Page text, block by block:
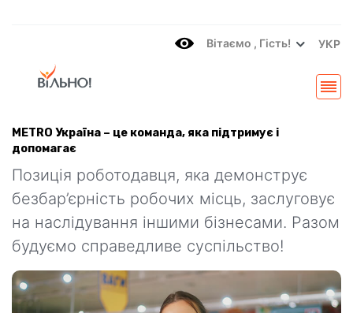
Вітаємo , Гість! УКР
МЕТRO Україна – це команда, яка підтримує і
допомагає
Позиція роботодавця, яка демонструє
безбар’єрність робочих місць, заслуговує
на наслідування іншими бізнесами. Разом
будуємо справедливе суспільство!